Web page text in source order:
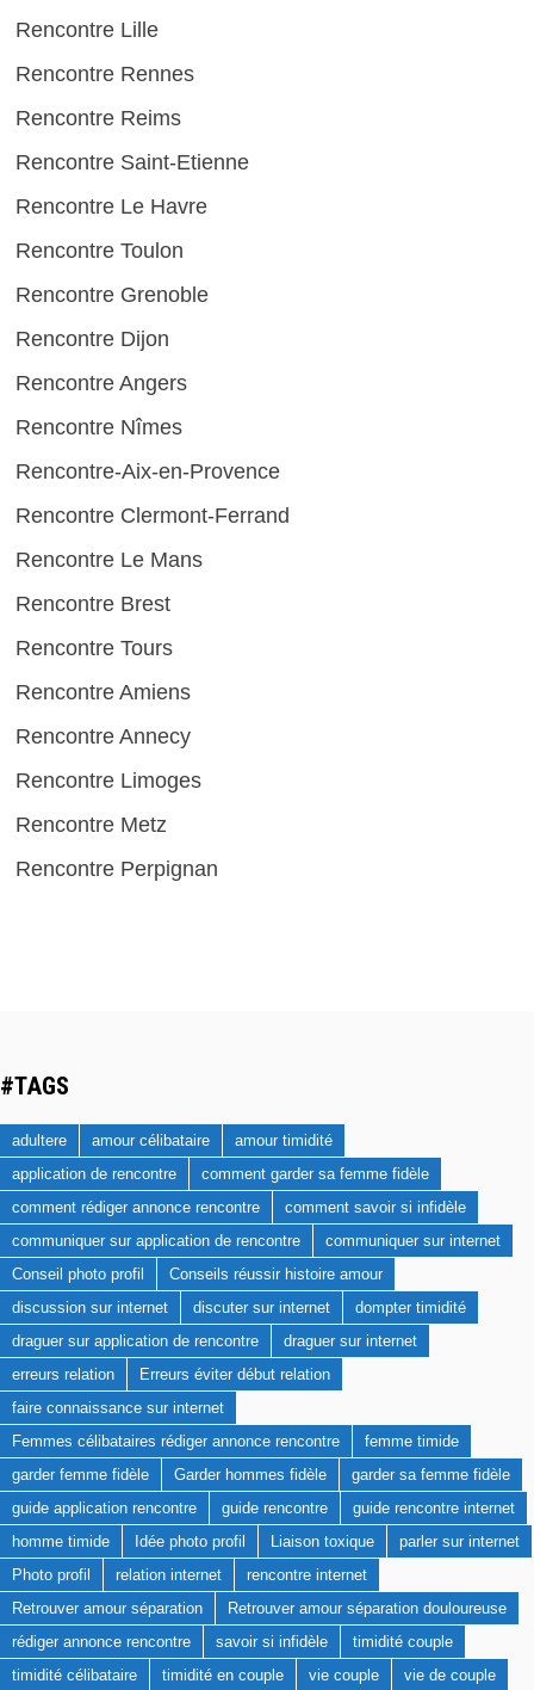
Rencontre Lille
Rencontre Rennes
Rencontre Reims
Rencontre Saint-Etienne
Rencontre Le Havre
Rencontre Toulon
Rencontre Grenoble
Rencontre Dijon
Rencontre Angers
Rencontre Nîmes
Rencontre-Aix-en-Provence
Rencontre Clermont-Ferrand
Rencontre Le Mans
Rencontre Brest
Rencontre Tours
Rencontre Amiens
Rencontre Annecy
Rencontre Limoges
Rencontre Metz
Rencontre Perpignan
#TAGS
adultere amour célibataire
amour timidité
application de rencontre
comment garder sa femme fidèle
comment rédiger annonce rencontre
comment savoir si infidèle
communiquer sur application de rencontre
communiquer sur internet
Conseil photo profil
Conseils réussir histoire amour
discussion sur internet
discuter sur internet
dompter timidité
draguer sur application de rencontre
draguer sur internet
erreurs relation
Erreurs éviter début relation
faire connaissance sur internet
Femmes célibataires rédiger annonce rencontre
femme timide
garder femme fidèle
Garder hommes fidèle
garder sa femme fidèle
guide application rencontre
guide rencontre
guide rencontre internet
homme timide
Idée photo profil Liaison toxique
parler sur internet
Photo profil
relation internet
rencontre internet
Retrouver amour séparation
Retrouver amour séparation douloureuse
rédiger annonce rencontre
savoir si infidèle
timidité couple
timidité célibataire
timidité en couple vie couple vie de couple